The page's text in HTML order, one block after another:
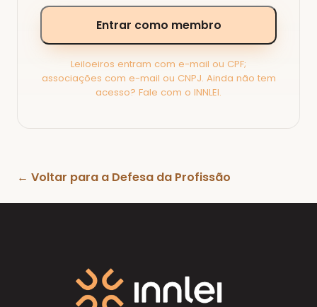
Entrar como membro
Leiloeiros entram com e-mail ou CPF;
associações com e-mail ou CNPJ. Ainda não tem
acesso? Fale com o INNLEI.
← Voltar para a Defesa da Profissão